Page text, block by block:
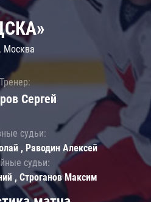
Москва
Тренер:
Сергей
судьи:
, Раводин Алексей
судьи:
, Строганов Максим